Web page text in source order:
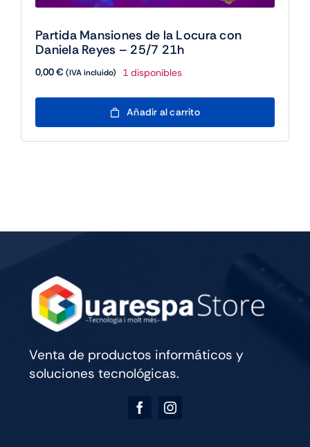
Partida Mansiones de la Locura con
Daniela Reyes – 25/7 21h
0,00€(IVA incluido) 1 disponibles
Partida
Mansiones
Reyes
cantidad
Añadir al carrito
Venta de productos informáticos y
soluciones tecnológicas.